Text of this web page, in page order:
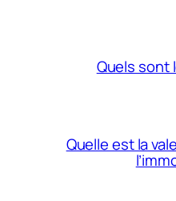
Quels sont
Quelle est la